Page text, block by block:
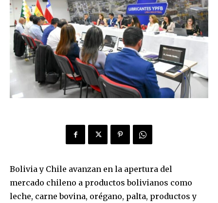
Bolivia y Chile avanzan en la apertura del
mercado chileno a productos bolivianos como
leche, carne bovina, orégano, palta, productos y